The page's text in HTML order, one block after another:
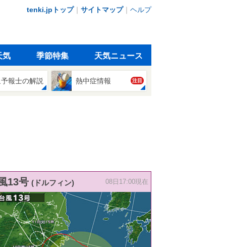
tenki.jpトップ｜ サイトマップ｜ ヘルプ
気 季節特集 天気ニュース
報士の解説 熱中症情報 注目
13号 (ドルフィン) 08日17:00現在